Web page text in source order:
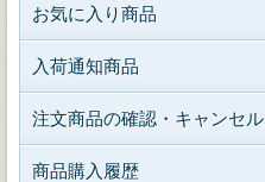
お気に入り商品
入荷通知商品
注文商品の確認・キャンセル
商品購入履歴